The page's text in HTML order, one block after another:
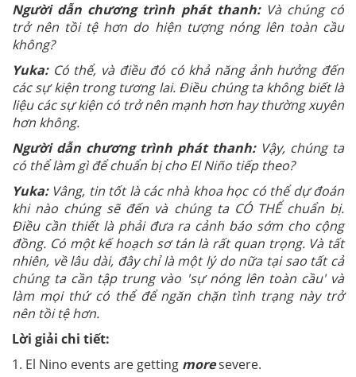
Người dẫn chương trình phát thanh:Và chúng có
trở nên tồi tệ hơn do hiện tượng nóng lên toàn cầu
không?
Yuka:Có thể, và điều đó có khả năng ảnh hưởng đến
các sự kiện trong tương lai. Điều chúng ta không biết là
liệu các sự kiện có trở nên mạnh hơn hay thường xuyên
hơn không.
Người dẫn chương trình phát thanh:Vậy, chúng ta
có thể làm gì để chuẩn bị cho El Niño tiếp theo?
Yuka:Vâng, tin tốt là các nhà khoa học có thể dự đoán
khi nào chúng sẽ đến và chúng ta CÓ THỂ chuẩn bị.
Điều cần thiết là phải đưa ra cảnh báo sớm cho cộng
đồng. Có một kế hoạch sơ tán là rất quan trọng. Và tất
nhiên, về lâu dài, đây chỉ là một lý do nữa tại sao tất cả
chúng ta cần tập trung vào 'sự nóng lên toàn cầu' và
làm mọi thứ có thể để ngăn chặn tình trạng này trở
nên tồi tệ hơn.
Lời giải chi tiết:
1. El Nino events are getting moresevere.